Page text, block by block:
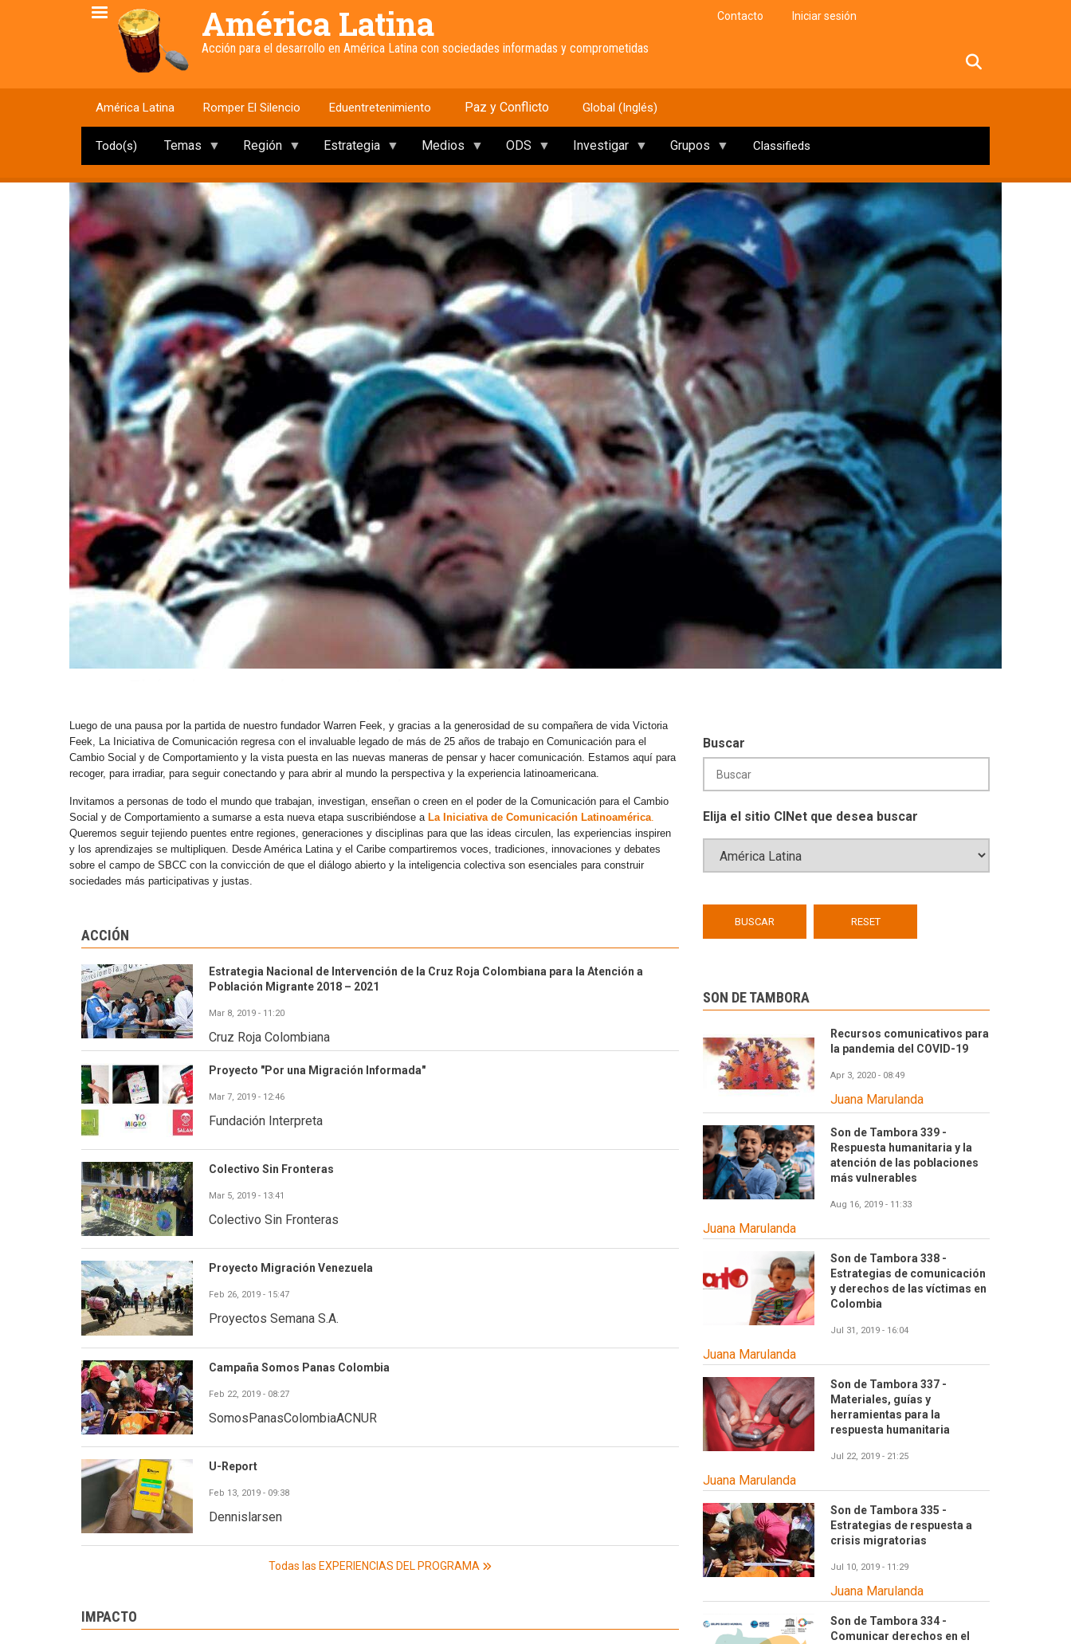
América Latina
Acción para el desarrollo en América Latina con sociedades informadas y comprometidas
Contacto Iniciar sesión
América Latina Romper El Silencio Eduentretenimiento Paz y Conflicto Global (Inglés)
Todo(s) Temas Región Estrategia Medios ODS Investigar Grupos Classifieds
El éxodo venezolano: entre el
exilio y la emigración
josekoechlin March 11, 2019 - 16:26
Luego de una pausa por la partida de nuestro fundador Warren Feek, y gracias a la generosidad de su compañera de vida Victoria
Feek, La Iniciativa de Comunicación regresa con el invaluable legado de más de 25 años de trabajo en Comunicación para el
Cambio Social y de Comportamiento y la vista puesta en las nuevas maneras de pensar y hacer comunicación. Estamos aquí para
recoger, para irradiar, para seguir conectando y para abrir al mundo la perspectiva y la experiencia latinoamericana.
Invitamos a personas de todo el mundo que trabajan, investigan, enseñan o creen en el poder de la Comunicación para el Cambio
Social y de Comportamiento a sumarse a esta nueva etapa suscribiéndose a La Iniciativa de Comunicación Latinoamérica.
Queremos seguir tejiendo puentes entre regiones, generaciones y disciplinas para que las ideas circulen, las experiencias inspiren
y los aprendizajes se multipliquen. Desde América Latina y el Caribe compartiremos voces, tradiciones, innovaciones y debates
sobre el campo de SBCC con la convicción de que el diálogo abierto y la inteligencia colectiva son esenciales para construir
sociedades más participativas y justas.
ACCIÓN
Estrategia Nacional de Intervención de la Cruz Roja Colombiana para la Atención a
Población Migrante 2018 – 2021
Mar 8, 2019 - 11:20
Cruz Roja Colombiana
Proyecto "Por una Migración Informada"
Mar 7, 2019 - 12:46
Fundación Interpreta
Colectivo Sin Fronteras
Mar 5, 2019 - 13:41
Colectivo Sin Fronteras
Proyecto Migración Venezuela
Feb 26, 2019 - 15:47
Proyectos Semana S.A.
Campaña Somos Panas Colombia
Feb 22, 2019 - 08:27
SomosPanasColombiaACNUR
U-Report
Feb 13, 2019 - 09:38
Dennislarsen
Todas las EXPERIENCIAS DEL PROGRAMA
IMPACTO
Buscar
Elija el sitio CINet que desea buscar
SON DE TAMBORA
Recursos comunicativos para
la pandemia del COVID-19
Apr 3, 2020 - 08:49
Juana Marulanda
Son de Tambora 339 -
Respuesta humanitaria y la
atención de las poblaciones
más vulnerables
Aug 16, 2019 - 11:33
Juana Marulanda
Son de Tambora 338 -
Estrategias de comunicación
y derechos de las víctimas en
Colombia
Jul 31, 2019 - 16:04
Juana Marulanda
Son de Tambora 337 -
Materiales, guías y
herramientas para la
respuesta humanitaria
Jul 22, 2019 - 21:25
Juana Marulanda
Son de Tambora 335 -
Estrategias de respuesta a
crisis migratorias
Jul 10, 2019 - 11:29
Juana Marulanda
Son de Tambora 334 -
Comunicar derechos en el